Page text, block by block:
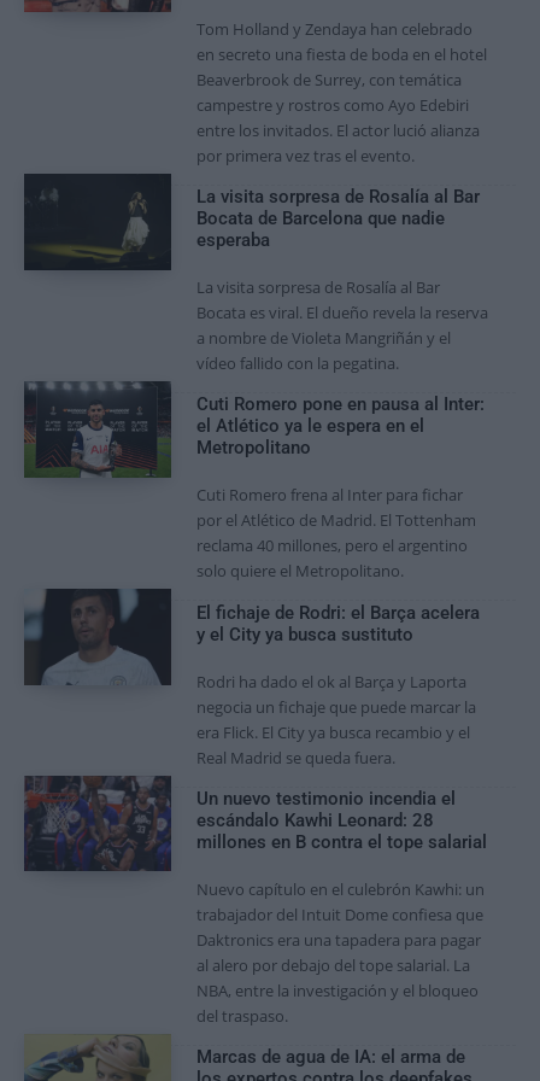
Tom Holland y Zendaya han celebrado
en secreto una fiesta de boda en el hotel
Beaverbrook de Surrey, con temática
campestre y rostros como Ayo Edebiri
entre los invitados. El actor lució alianza
por primera vez tras el evento.
La visita sorpresa de Rosalía al Bar
Bocata de Barcelona que nadie
esperaba
La visita sorpresa de Rosalía al Bar
Bocata es viral. El dueño revela la reserva
a nombre de Violeta Mangriñán y el
vídeo fallido con la pegatina.
Cuti Romero pone en pausa al Inter:
el Atlético ya le espera en el
Metropolitano
Cuti Romero frena al Inter para fichar
por el Atlético de Madrid. El Tottenham
reclama 40 millones, pero el argentino
solo quiere el Metropolitano.
El fichaje de Rodri: el Barça acelera
y el City ya busca sustituto
Rodri ha dado el ok al Barça y Laporta
negocia un fichaje que puede marcar la
era Flick. El City ya busca recambio y el
Real Madrid se queda fuera.
Un nuevo testimonio incendia el
escándalo Kawhi Leonard: 28
millones en B contra el tope salarial
Nuevo capítulo en el culebrón Kawhi: un
trabajador del Intuit Dome confiesa que
Daktronics era una tapadera para pagar
al alero por debajo del tope salarial. La
NBA, entre la investigación y el bloqueo
del traspaso.
Marcas de agua de IA: el arma de